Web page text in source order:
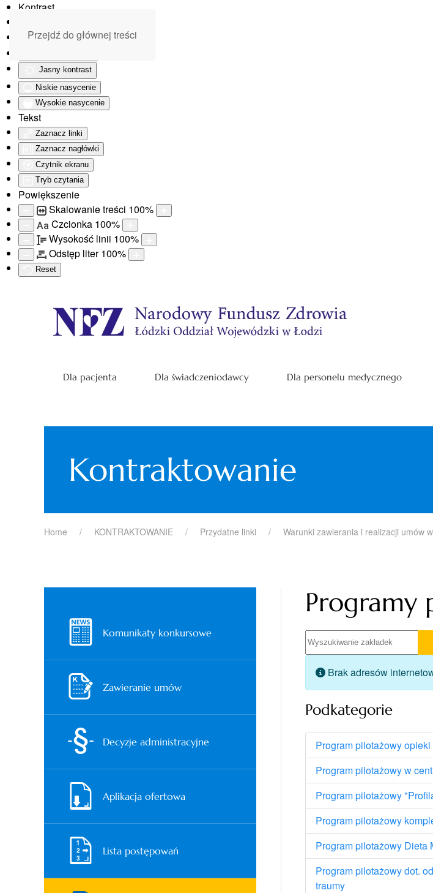
Kontrast
Monochromatyczny
Jasny kontrast
Niskie nasycenie
Wysokie nasycenie
Tekst
Zaznacz linki
Zaznacz nagłówki
Czytnik ekranu
Tryb czytania
Powiększenie
Skalowanie treści 100%
Aa Czcionka 100%
Wysokość linii 100%
Odstęp liter100%
Reset
Przejdź do głównej treści
Dla pacjenta Dla świadczeniodawcy Dla personelu medycznego
Kontraktowanie
Home KONTRAKTOWANIE Przydatne linki Warunki zawierania i realizacji umów
Programy
Wyszukiwanie zakładek
Informacja
Brak adresów
Podkategorie
Program pilotażowy
Program pilotażowy w
Program pilotażowy
Program pilotażowy
Program pilotażowy Dieta
Program pilotażowy dot.
traumy
Komunikaty konkursowe
Zawieranie umów
Decyzje administracyjne
Aplikacja ofertowa
Lista postępowań